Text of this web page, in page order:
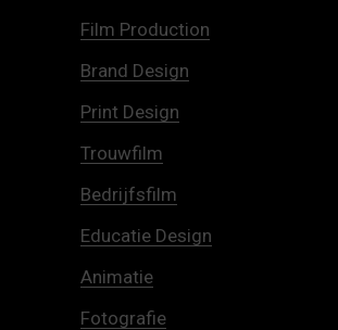
Film Production
Brand Design
Print Design
Trouwfilm
Bedrijfsfilm
Educatie Design
Animatie
Fotografie